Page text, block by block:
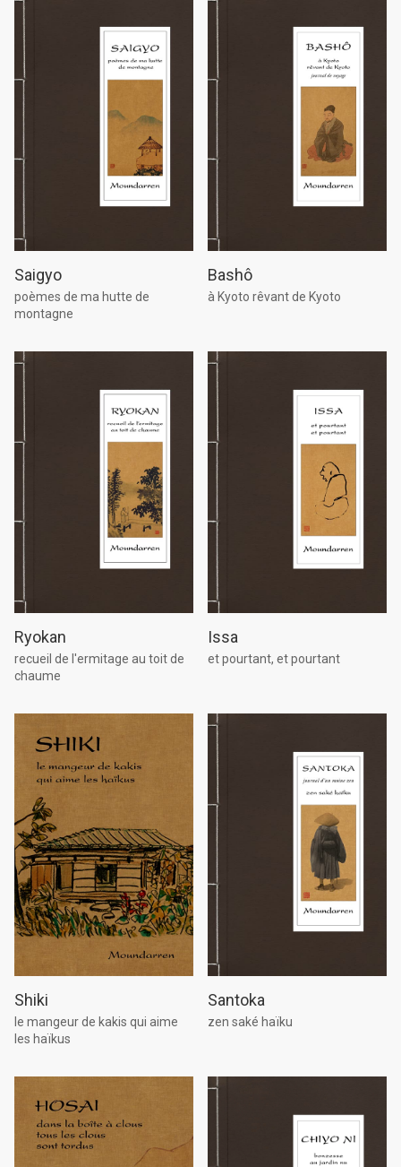
Saigyo
poèmes de ma hutte de
montagne
Bashô
à Kyoto rêvant de Kyoto
Ryokan
recueil de l'ermitage au toit de
chaume
Issa
et pourtant, et pourtant
Shiki
le mangeur de kakis qui aime
les haïkus
Santoka
zen saké haïku